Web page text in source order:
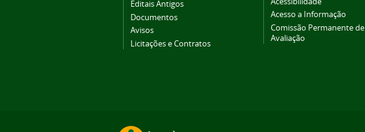
Editais Antigos
Documentos
Avisos
Licitações e Contratos
Acesso a Informação
Comissão Permanente de
Avaliação